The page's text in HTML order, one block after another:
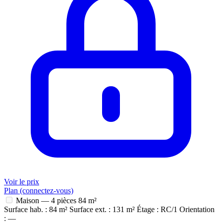
Voir le prix
Plan (connectez-vous)
Maison — 4 pièces 84 m²
Surface hab. : 84 m² Surface ext. : 131 m² Étage : RC/1 Orientation
: —